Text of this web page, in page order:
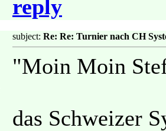
reply
subject: Re: Re: Turnier nach CH
"Moin Moin
das Schweizer